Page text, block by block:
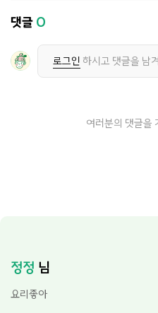
댓글 0
로그인 하시고 댓글을 남
여러분의 댓글을
정정 님
요리좋아